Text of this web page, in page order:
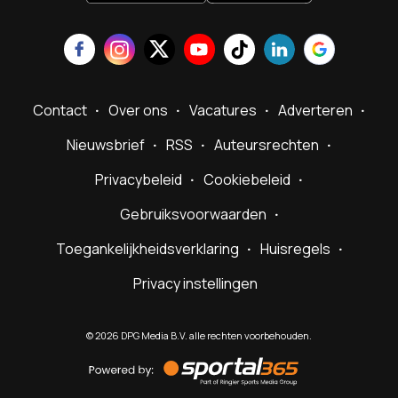
Contact Over ons Vacatures
Adverteren
Nieuwsbrief
RSS
Auteursrechten
Privacybeleid
Cookiebeleid
Gebruiksvoorwaarden
Toegankelijkheidsverklaring
Huisregels
Privacy instellingen
©2026 DPG Media B.V. alle rechten voorbehouden.
by
Sportal365